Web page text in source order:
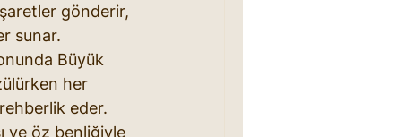
gönderir,
sunar.
Büyük
her
eder.
ve öz benliğiyle